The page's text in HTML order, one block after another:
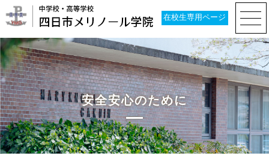
在校生専用ページ
安全安心のために